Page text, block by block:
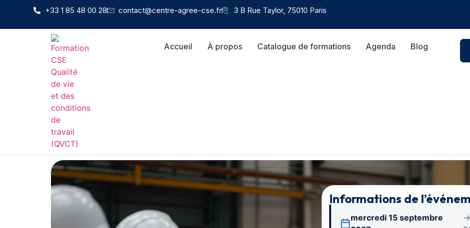
+33 1 85 48 00 28 contact@centre-agree-cse.fr 3 B Rue Taylor, 75010 Paris
Accueil À propos Catalogue de formations Agenda Blog
Informations de
mercredi 15 septembre